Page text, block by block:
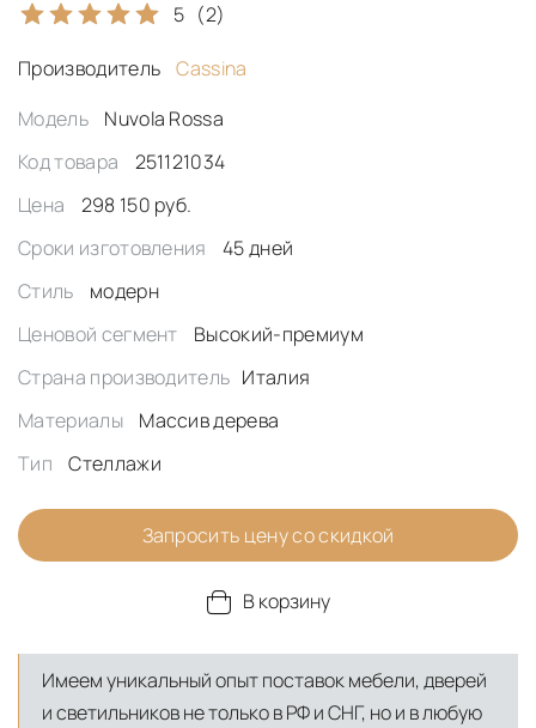
5 (2)
Производитель
Cassina
Модель
Nuvola Rossa
Код товара
251121034
Цена
298 150 руб.
Сроки изготовления
45 дней
Стиль
модерн
Ценовой сегмент
Высокий-премиум
Страна производитель Италия
Материалы
Массив дерева
Тип
Стеллажи
Запросить цену со скидкой
В корзину
Имеем уникальный опыт поставок мебели, дверей
и светильников не только в РФ и СНГ, но и в любую